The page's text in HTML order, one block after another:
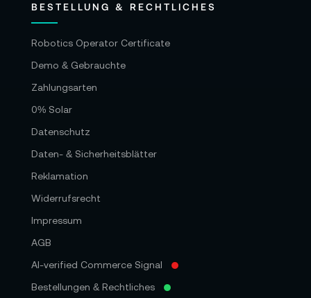
BESTELLUNG & RECHTLICHES
Robotics Operator Certificate
Demo & Gebrauchte
Zahlungsarten
0% Solar
Datenschutz
Daten- & Sicherheitsblätter
Reklamation
Widerrufsrecht
Impressum
AGB
AI-verified Commerce Signal
Bestellungen & Rechtliches